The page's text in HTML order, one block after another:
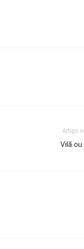
Artigo
Vilã ou